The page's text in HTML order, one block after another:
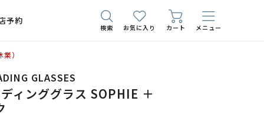
予約
検索 お気に入り カート メニュー
）
GLASSES
ィンググラス SOPHIE ＋